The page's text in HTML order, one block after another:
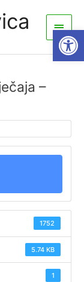
Main
Menu
–
1752
5.74 KB
1